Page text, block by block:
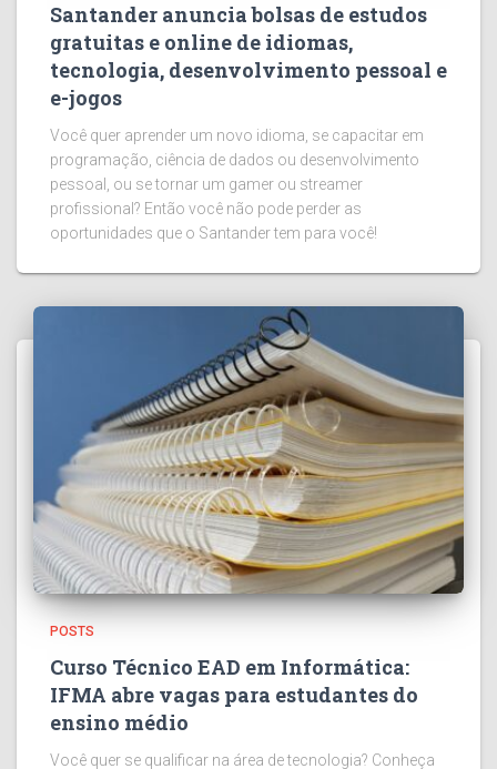
Santander anuncia bolsas de estudos
gratuitas e online de idiomas,
tecnologia, desenvolvimento pessoal e
e-jogos
Você quer aprender um novo idioma, se capacitar em
programação, ciência de dados ou desenvolvimento
pessoal, ou se tornar um gamer ou streamer
profissional? Então você não pode perder as
oportunidades que o Santander tem para você!
POSTS
Curso Técnico EAD em Informática:
IFMA abre vagas para estudantes do
ensino médio
Você quer se qualificar na área de tecnologia? Conheça